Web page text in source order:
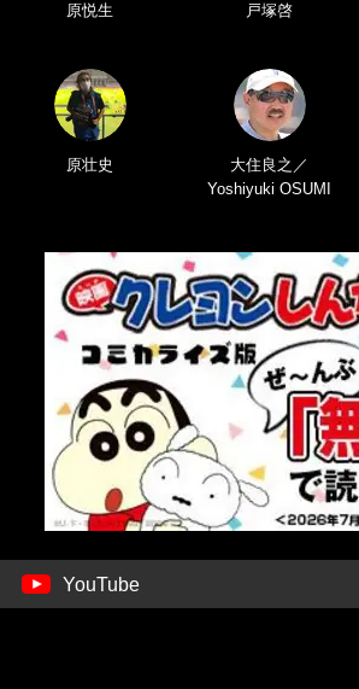
原悦生 戸塚啓
原壮史
大住良之／
Yoshiyuki OSUMI
YouTube